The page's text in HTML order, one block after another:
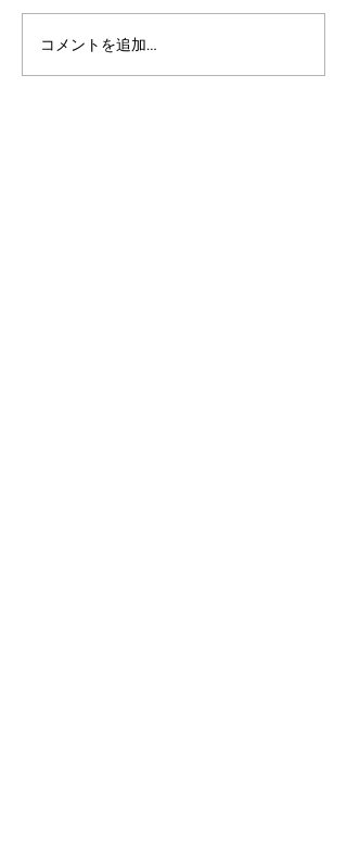
アルゴランドのポスト量
子暗号（PQC）ロードマ
コメントを追加…